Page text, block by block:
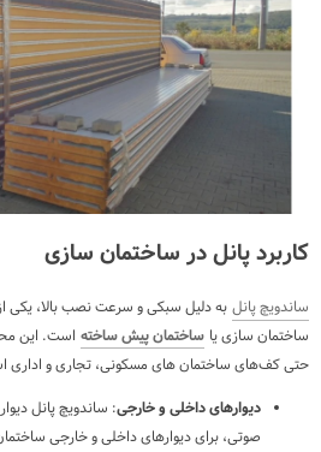
کاربرد پانل در ساختمان سازی
ساندویچ پانل به دلیل سبکی و سرعت نصب بالا، یکی از
ساختمان سازی یا ساختمان پیش ساخته است. این
حتی کف‌های ساختمان های مسکونی، تجاری و اداری
دیوارهای داخلی و خارجی: ساندویچ پانل
صوتی، برای دیوارهای داخلی و خارجی